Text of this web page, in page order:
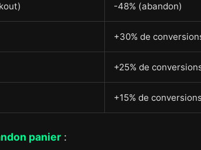
-48% (abandon)
+30% de
+25% de
+15% de conversions
panier :